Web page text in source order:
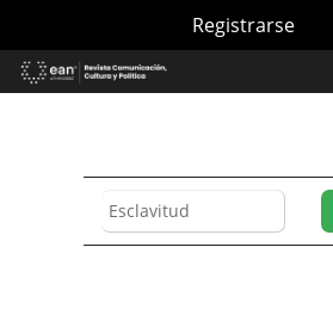
Contenido
principal
Registrarse